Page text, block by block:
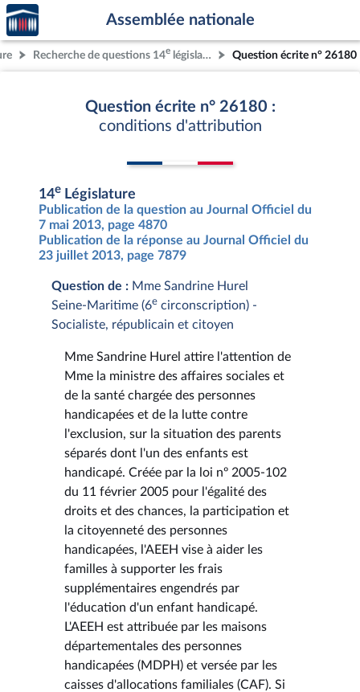
Aller au contenu
Aller en bas de la page
Accèder
à la
page
d'accueil
Assemblée nationale
Recherche de questions 14e législature Question écrite n° 26180
Question écrite n° 26180 :
conditions d'attribution
14e Législature
Publication de la question au Journal Officiel du
7 mai 2013, page 4870
Publication de la réponse au Journal Officiel du
23 juillet 2013, page 7879
Question de : Mme Sandrine Hurel
Seine-Maritime (6e circonscription) -
Socialiste, républicain et citoyen
Mme Sandrine Hurel attire l'attention de
Mme la ministre des affaires sociales et
de la santé chargée des personnes
handicapées et de la lutte contre
l'exclusion, sur la situation des parents
séparés dont l'un des enfants est
handicapé. Créée par la loi nº 2005-102
du 11 février 2005 pour l'égalité des
droits et des chances, la participation et
la citoyenneté des personnes
handicapées, l'AEEH vise à aider les
familles à supporter les frais
supplémentaires engendrés par
l'éducation d'un enfant handicapé.
L'AEEH est attribuée par les maisons
départementales des personnes
handicapées (MDPH) et versée par les
caisses d'allocations familiales (CAF). Si